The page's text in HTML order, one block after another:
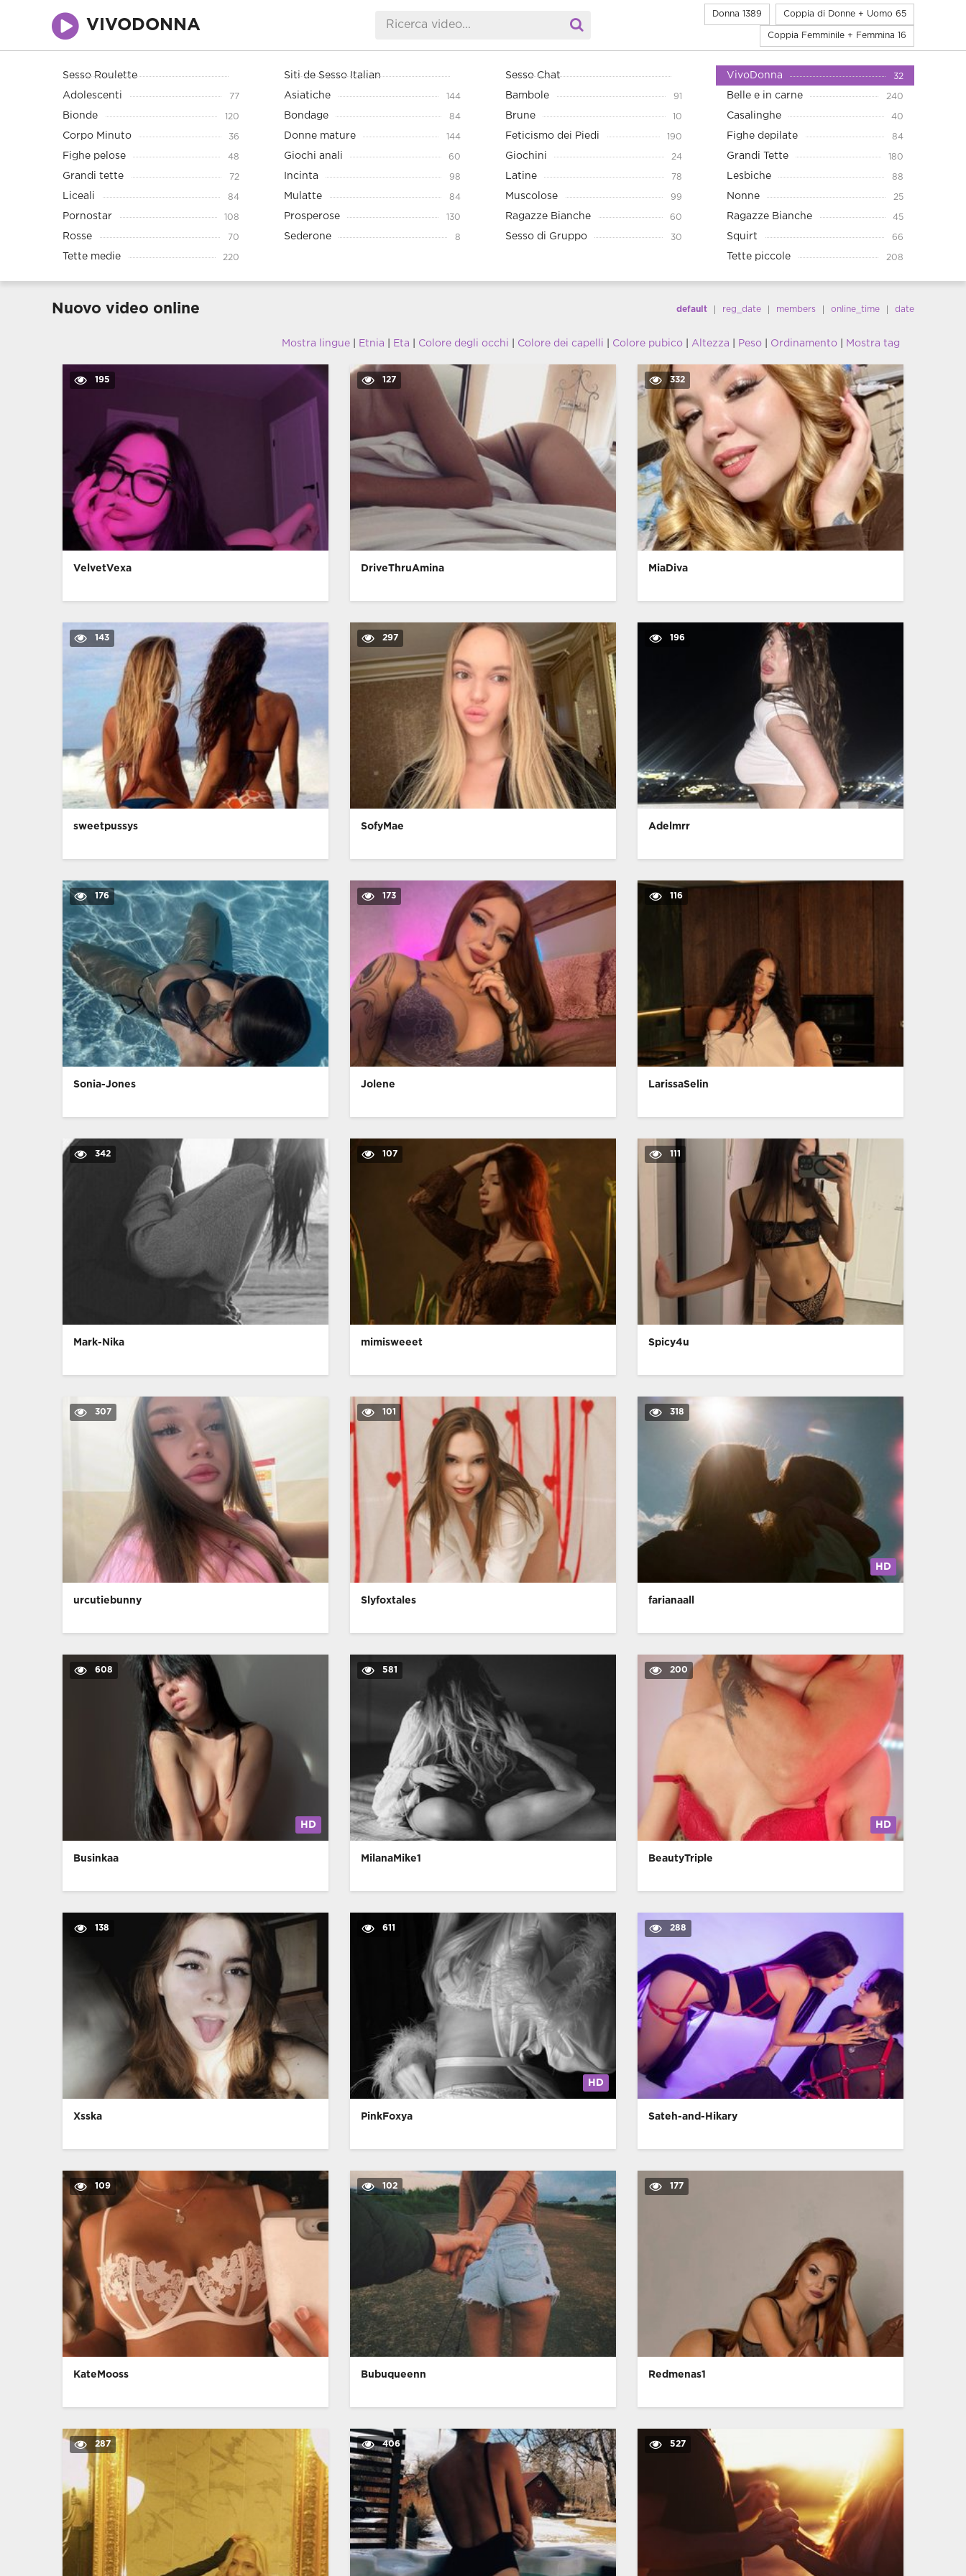
VIVODONNA
Donna 1389 Coppia di Donne + Uomo 65
Coppia Femminile + Femmina 16
Sesso Roulette Siti de Sesso Italian Sesso Chat VivoDonna 32
Adolescenti 77 Asiatiche 144 Bambole 91 Belle e in carne 240
Bionde 120 Bondage 84 Brune 10 Casalinghe 40
Corpo Minuto 36 Donne mature 144 Feticismo dei Piedi 190 Fighe depilate 84
Fighe pelose 48 Giochi anali 60 Giochini 24 Grandi Tette 180
Grandi tette 72 Incinta 98 Latine 78 Lesbiche 88
Liceali 84 Mulatte 84 Muscolose 99 Nonne 25
Pornostar 108 Prosperose 130 Ragazze Bianche 60 Ragazze Bianche 45
Rosse 70 Sederone 8 Sesso di Gruppo 30 Squirt 66
Tette medie 220 Tette piccole 208
Nuovo video online default reg_date members online_time date
Mostra lingue Etnia Eta Colore degli occhi Colore dei capelli Colore pubico Altezza Peso Ordinamento Mostra tag
195
VelvetVexa
127
DriveThruAmina
332
MiaDiva
143
sweetpussys
297
SofyMae
196
Adelmrr
176
Sonia-Jones
173
Jolene
116
LarissaSelin
342
Mark-Nika
107
mimisweeet
111
Spicy4u
307
urcutiebunny
101
Slyfoxtales
318
HD
farianaall
608
HD
Businkaa
581
MilanaMike1
200
HD
BeautyTriple
138
Xsska
611
HD
PinkFoxya
288
Sateh-and-Hikary
109
KateMooss
102
Bubuqueenn
177
Redmenas1
287 406 527